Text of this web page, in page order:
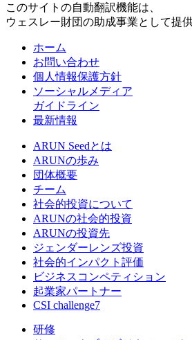
このサイトの自動翻訳機能は、
ウェスレー財団の助成事業として提
ホーム
お問い合わせ
個人情報保護方針
ソーシャルメディア
ガイドライン
最新情報
ARUN Seedとは
ARUNの歩み
団体概要
チーム
社会的投資について
ARUNの社会的投資
ARUNの投資先
ジェンダーレンズ投資
社会的インパクト評価
ビジネスコンペティション
起業家パートナー
CSI challenge7
研修